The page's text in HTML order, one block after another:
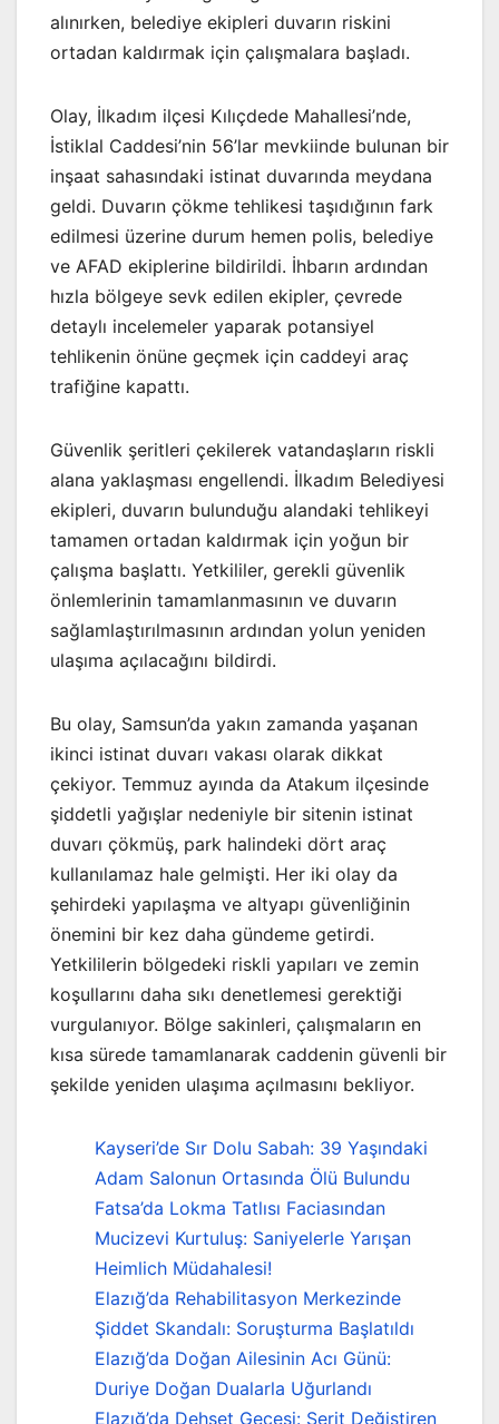
alınırken, belediye ekipleri duvarın riskini
ortadan kaldırmak için çalışmalara başladı.
Olay, İlkadım ilçesi Kılıçdede Mahallesi’nde,
İstiklal Caddesi’nin 56’lar mevkiinde bulunan bir
inşaat sahasındaki istinat duvarında meydana
geldi. Duvarın çökme tehlikesi taşıdığının fark
edilmesi üzerine durum hemen polis, belediye
ve AFAD ekiplerine bildirildi. İhbarın ardından
hızla bölgeye sevk edilen ekipler, çevrede
detaylı incelemeler yaparak potansiyel
tehlikenin önüne geçmek için caddeyi araç
trafiğine kapattı.
Güvenlik şeritleri çekilerek vatandaşların riskli
alana yaklaşması engellendi. İlkadım Belediyesi
ekipleri, duvarın bulunduğu alandaki tehlikeyi
tamamen ortadan kaldırmak için yoğun bir
çalışma başlattı. Yetkililer, gerekli güvenlik
önlemlerinin tamamlanmasının ve duvarın
sağlamlaştırılmasının ardından yolun yeniden
ulaşıma açılacağını bildirdi.
Bu olay, Samsun’da yakın zamanda yaşanan
ikinci istinat duvarı vakası olarak dikkat
çekiyor. Temmuz ayında da Atakum ilçesinde
şiddetli yağışlar nedeniyle bir sitenin istinat
duvarı çökmüş, park halindeki dört araç
kullanılamaz hale gelmişti. Her iki olay da
şehirdeki yapılaşma ve altyapı güvenliğinin
önemini bir kez daha gündeme getirdi.
Yetkililerin bölgedeki riskli yapıları ve zemin
koşullarını daha sıkı denetlemesi gerektiği
vurgulanıyor. Bölge sakinleri, çalışmaların en
kısa sürede tamamlanarak caddenin güvenli bir
şekilde yeniden ulaşıma açılmasını bekliyor.
Kayseri’de Sır Dolu Sabah: 39 Yaşındaki
Adam Salonun Ortasında Ölü Bulundu
Fatsa’da Lokma Tatlısı Faciasından
Mucizevi Kurtuluş: Saniyelerle Yarışan
Heimlich Müdahalesi!
Elazığ’da Rehabilitasyon Merkezinde
Şiddet Skandalı: Soruşturma Başlatıldı
Elazığ’da Doğan Ailesinin Acı Günü:
Duriye Doğan Dualarla Uğurlandı
Elazığ’da Dehşet Gecesi: Şerit Değiştiren